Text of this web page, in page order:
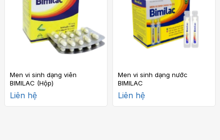
Men vi sinh dạng viên
BIMILAC (Hộp)
Liên hệ
Men vi sinh dạng nước
BIMILAC
Liên hệ